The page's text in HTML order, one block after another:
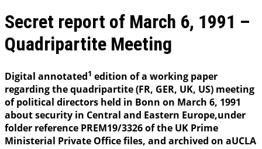
Secret report of March 6, 1991 –
Quadripartite Meeting
Digital annotated1 edition of a working paper
regarding the quadripartite (FR, GER, UK, US) meeting
of political directors held in Bonn on March 6, 1991
about security in Central and Eastern Europe,under
folder reference PREM19/3326 of the UK Prime
Ministerial Private Office files, and archived on aUCLA